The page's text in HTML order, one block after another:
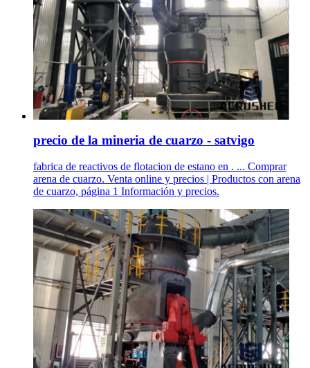
precio de la mineria de cuarzo - satvigo
fabrica de reactivos de flotacion de estano en . ... Comprar
arena de cuarzo. Venta online y precios | Productos con arena
de cuarzo, página 1 Información y precios.